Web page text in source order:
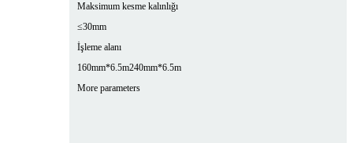
Maksimum kesme kalınlığı
≤30mm
İşleme alanı
160mm*6.5m240mm*6.5m
More parameters